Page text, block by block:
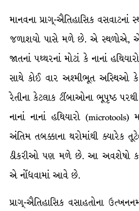
માનવના પ્રાગ્-ઐતિહાસિક
જળાશયો પાસે મળે છે. એ સ્થળોએ,
જાતનાં પથ્થરનાં મોટાં કે નાનાં
સાથે કોઈ વાર અશ્મીભૂત અસ્થિઓ
રેતીના કેટલાક ટીંબાઓના ભૂપૃષ્ઠ
નાનાં નાનાં હથિયારો
અંતિમ તબક્કાના થરોમાંથી ક્યારેક
ઠીકરીઓ પણ મળે છે. આ અવશેષો
એ નોંધવામાં આવે છે.
પ્રાગ્-ઐતિહાસિક વસાહતોના